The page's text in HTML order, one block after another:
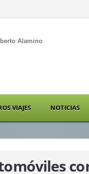
Alamino
VIAJES NOTICIAS